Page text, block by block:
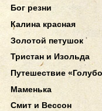
Бог резни
Калина красная
Золотой петушок
Тристан и Изольда
Путешествие
Маменька
Смит и Вессон